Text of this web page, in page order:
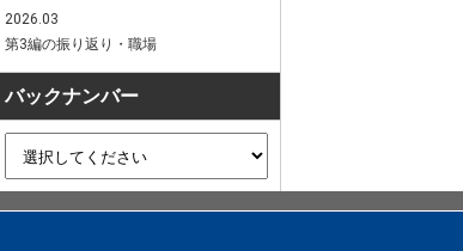
2026.03
第3編の振り返り・職場
バックナンバー